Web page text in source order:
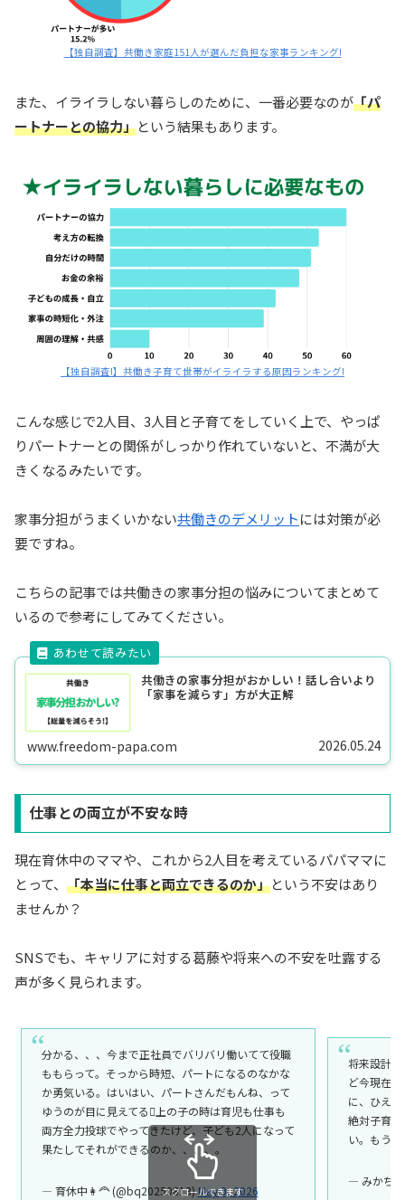
【独自調査】共働き家庭151人が選んだ負担な家事ランキング!
また、イライラしない暮らしのために、一番必要なのが「パ
ートナーとの協力」という結果もあります。
【独自調査!】共働き子育て世帯がイライラする原因ランキング!
こんな感じで2人目、3人目と子育てをしていく上で、やっぱ
りパートナーとの関係がしっかり作れていないと、不満が大
きくなるみたいです。
家事分担がうまくいかない共働きのデメリットには対策が必
要ですね。
こちらの記事では共働きの家事分担の悩みについてまとめて
いるので参考にしてみてください。
共働きの家事分担がおかしい！話し合いより
「家事を減らす」方が大正解
www.freedom-papa.com 2026.05.24
仕事との両立が不安な時
現在育休中のママや、これから2人目を考えているパパママに
とって、 「本当に仕事と両立できるのか」という不安はあり
ませんか？
SNSでも、キャリアに対する葛藤や将来への不安を吐露する
声が多く見られます。
分かる、、、今まで正社員でバリバリ働いてて役職
ももらって。そっから時短、パートになるのなかな
か勇気いる。はいはい、パートさんだもんね、って
ゆうのが目に見えてる🫩上の子の時は育児も仕事も
両方全力投球でやってきたけど、子ども2人になって
果たしてそれができるのか、、、、。
— 育休中👩‍🦰 (@bq20250813)May 9, 2026
将来設計
ど今現在
に、ひえ
絶対子育
い。もう
— みかち
スクロールできます